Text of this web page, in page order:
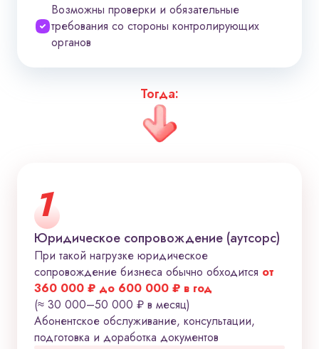
Возможны проверки и обязательные
требования со стороны контролирующих
органов
Тогда:
1
Юридическое сопровождение (аутсорс)
При такой нагрузке юридическое
сопровождение бизнеса обычно обходится от
360 000 ₽ до 600 000 ₽ в год
(≈ 30 000–50 000 ₽ в месяц)
Абонентское обслуживание, консультации,
подготовка и доработка документов